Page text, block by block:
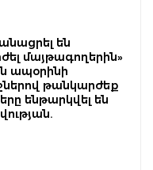
են
մայթագողերին»
ապօրինի
թանկարժեք
ենթարկվել են